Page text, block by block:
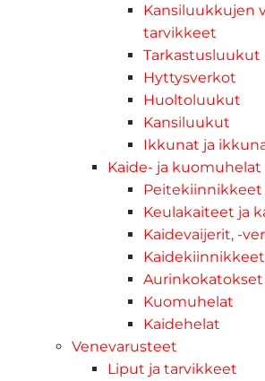
Kansiluukkujen
tarvikkeet
Tarkastusluukut
Hyttysverkot
Huoltoluukut
Kansiluukut
Ikkunat ja
Kaide- ja kuomuhelat
Peitekiinnikkeet
Keulakaiteet ja
Kaidevaijerit, -
Aurinkokatokset
Kuomuhelat
Kaidehelat
Venevarusteet
Liput ja tarvikkeet